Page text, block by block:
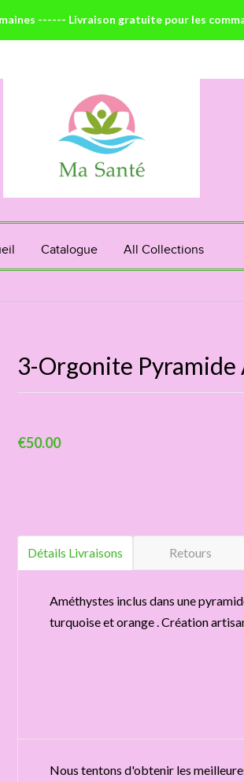
------ Livraison gratuite pour les
Catalogue All Collections
3-Orgonite Pyramide
€50.00
Détails Livraisons Retours
Améthystes inclus dans une
turquoise et orange . Création
Nous tentons d'obtenir les